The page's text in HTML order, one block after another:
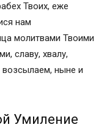
Твоих, еже
нам
молитвами Твоими
славу, хвалу,
возсылаем, ныне и
Умиление